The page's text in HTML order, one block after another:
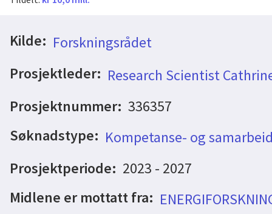
Kilde: Forskningsrådet
Prosjektleder: Research Scientist
Prosjektnummer: 336357
Søknadstype: Kompetanse- og
Prosjektperiode: 2023 - 2027
Midlene er mottatt fra: